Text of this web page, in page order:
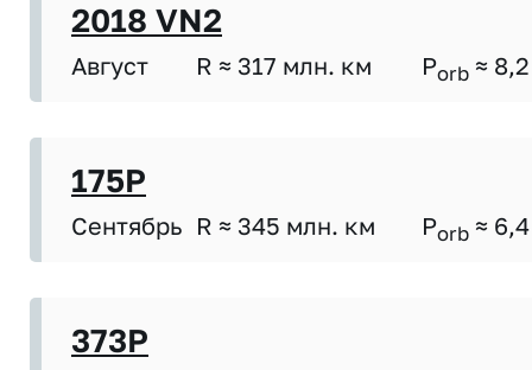
2018 VN2
Август R ≈ 317 млн. км Porb ≈ 8,2
175P
Сентябрь R ≈ 345 млн. км Porb ≈ 6,4
373P